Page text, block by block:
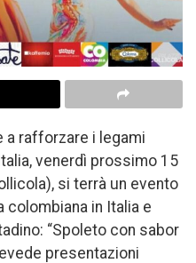
a rafforzare i legami
venerdì prossimo 15
si terrà un evento
colombiana in Italia e
“Spoleto con sabor
presentazioni